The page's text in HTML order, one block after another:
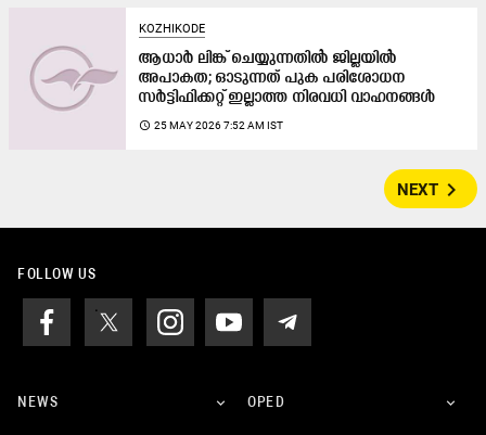
KOZHIKODE
ആധാർ ലിങ്ക് ചെയ്യുന്നതിൽ ജില്ലയിൽ
അപാകത; ഓടുന്നത് പുക പരിശോധന
സർട്ടിഫിക്കറ്റ് ഇല്ലാത്ത നിരവധി വാഹനങ്ങൾ
access_time 25 MAY 2026 7:52 AM IST
NEXT navigate_next
FOLLOW US
NEWS OPED